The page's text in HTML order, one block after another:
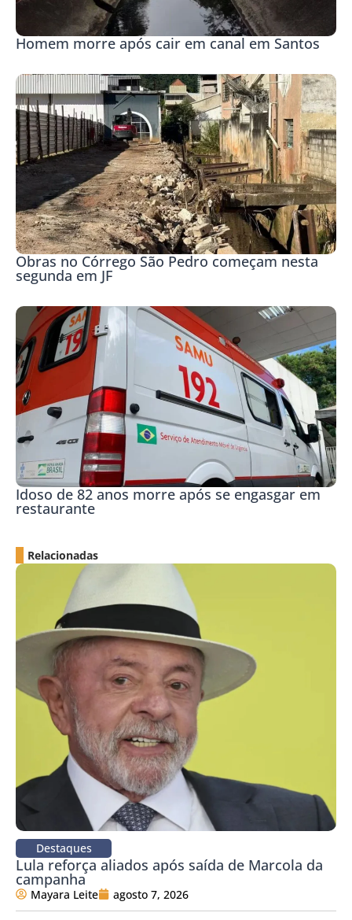
Homem morre após cair em canal em Santos
Obras no Córrego São Pedro começam nesta
segunda em JF
Idoso de 82 anos morre após se engasgar em
restaurante
Relacionadas
Destaques
Lula reforça aliados após saída de Marcola da
campanha
Mayara Leite agosto 7, 2026